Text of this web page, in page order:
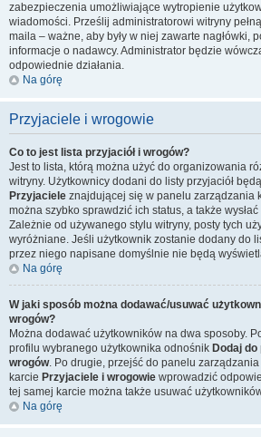
zabezpieczenia umożliwiające wytropienie
wiadomości. Prześlij administratorowi witryny
maila – ważne, aby były w niej zawarte nagłówki,
informacje o nadawcy. Administrator będzie
odpowiednie działania.
Na górę
Przyjaciele i wrogowie
Co to jest lista przyjaciół i wrogów?
Jest to lista, którą można użyć do organizowania
witryny. Użytkownicy dodani do listy przyjaciół
Przyjaciele znajdującej się w panelu zarządzania
można szybko sprawdzić ich status, a także
Zależnie od używanego stylu witryny, posty tych
wyróżniane. Jeśli użytkownik zostanie dodany do
przez niego napisane domyślnie nie będą
Na górę
W jaki sposób można dodawać/usuwać
wrogów?
Można dodawać użytkowników na dwa sposoby.
profilu wybranego użytkownika odnośnik Dodaj do
wrogów. Po drugie, przejść do panelu
karcie Przyjaciele i wrogowie wprowadzić
tej samej karcie można także usuwać
Na górę